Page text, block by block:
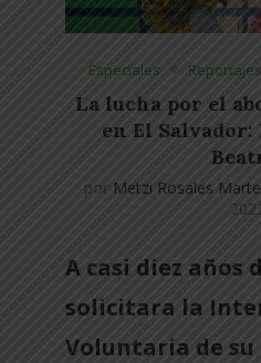
Especiales Reportajes
La lucha por el
en El
por Metzi Rosales
A casi diez años
solicitara la
Voluntaria de su